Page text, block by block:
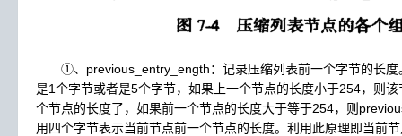
①、previous_entry_ength：记录压缩列表前一个字节的长度
是1个字节或者是5个字节，如果上一个节点的长度小于254，则
个节点的长度了，如果前一个节点的长度大于等于254，则
用四个字节表示当前节点前一个节点的长度。利用此原理即当前